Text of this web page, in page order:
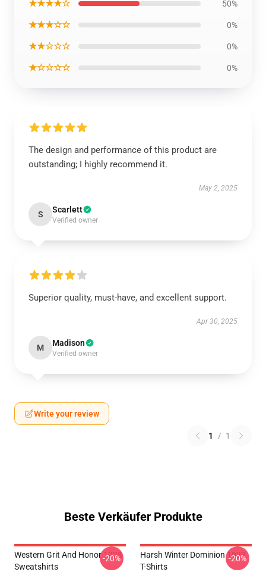
★★★★☆ 50%
★★★☆☆ 0%
★★☆☆☆ 0%
★☆☆☆☆ 0%
The design and performance of this product are
outstanding; I highly recommend it.
May 2, 2025
S Scarlett
Verified owner
Superior quality, must-have, and excellent support.
Apr 30, 2025
M Madison
Verified owner
Write your review
1 / 1
Beste Verkäufer Produkte
Western Grit And Honor 1923
Sweatshirts
-20%
Harsh Winter Dominion 1923
T-Shirts
-20%